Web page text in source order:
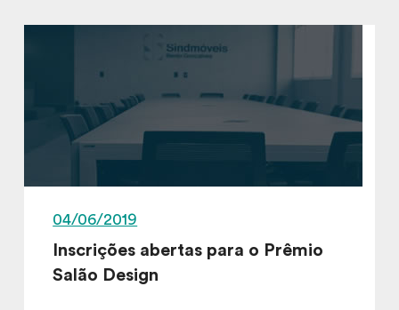
04/06/2019
Inscrições abertas para o Prêmio
Salão Design